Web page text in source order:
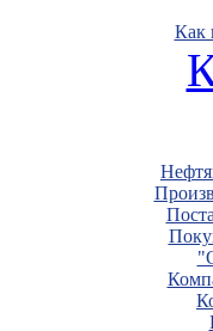
Как